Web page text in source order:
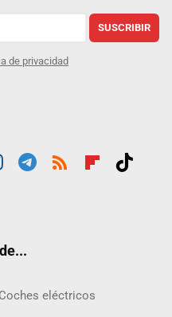
SUSCRIBIR
de privacidad
Coches eléctricos